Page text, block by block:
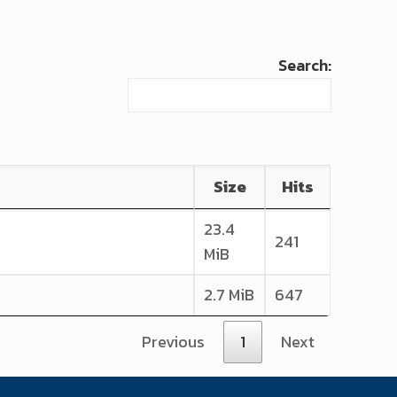
Search:
Size Hits
23.4
MiB
241
2.7 MiB
647
Previous 1 Next